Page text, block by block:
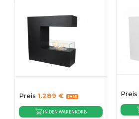
Preis 1.289 €
IN DEN WARENKORB
Preis